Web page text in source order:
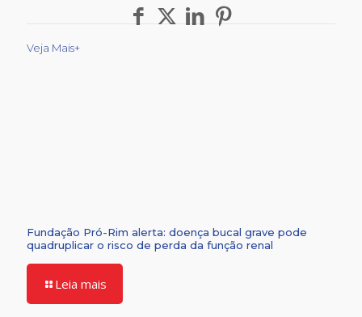
Veja Mais+
Fundação Pró-Rim alerta: doença bucal grave pode
quadruplicar o risco de perda da função renal
Leia mais